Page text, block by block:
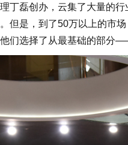
磊创办，云集了大量的行
但是，到了50万以上的市
们选择了从最基础的部分